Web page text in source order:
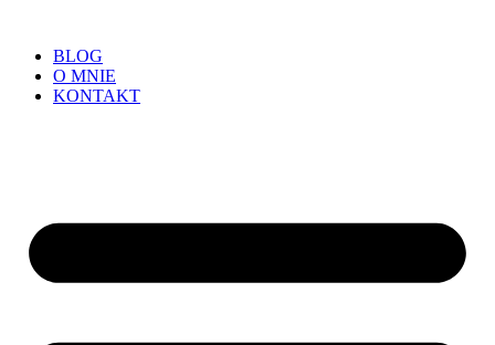
BLOG
O MNIE
KONTAKT